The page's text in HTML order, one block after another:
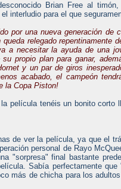
Brian Free al
interludio para el que
por una nueva generación de
queda relegado repentinamente
a necesitar la ayuda de una
su propio plan para ganar,
y un par de giros
acabado, el campeón
la Copa Piston!
película tenéis un bonito corto
de ver la película, ya que el
personal de Rayo
"sorpresa" final bastante
Sabía perfectamente
más de chicha para los